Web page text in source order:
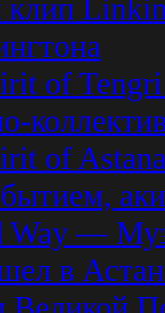
Linkin
of Tengri
of
Way —
в